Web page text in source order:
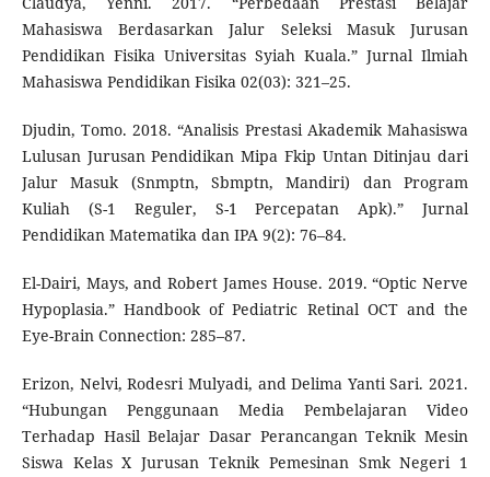
Mahasiswa Berdasarkan Jalur Seleksi Masuk Jurusan
Pendidikan Fisika Universitas Syiah Kuala.” Jurnal Ilmiah
Mahasiswa Pendidikan Fisika 02(03): 321–25.
Djudin, Tomo. 2018. “Analisis Prestasi Akademik Mahasiswa
Lulusan Jurusan Pendidikan Mipa Fkip Untan Ditinjau dari
Jalur Masuk (Snmptn, Sbmptn, Mandiri) dan Program
Kuliah (S-1 Reguler, S-1 Percepatan Apk).” Jurnal
Pendidikan Matematika dan IPA 9(2): 76–84.
El-Dairi, Mays, and Robert James House. 2019. “Optic Nerve
Hypoplasia.” Handbook of Pediatric Retinal OCT and the
Eye-Brain Connection: 285–87.
Erizon, Nelvi, Rodesri Mulyadi, and Delima Yanti Sari. 2021.
“Hubungan Penggunaan Media Pembelajaran Video
Terhadap Hasil Belajar Dasar Perancangan Teknik Mesin
Siswa Kelas X Jurusan Teknik Pemesinan Smk Negeri 1